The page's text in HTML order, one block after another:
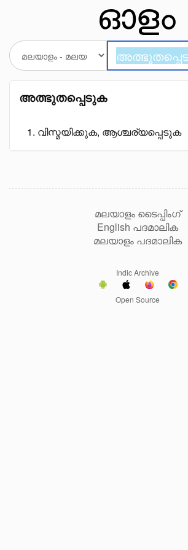
അത്ഭുതപ്പെടുക
വിസ്മയിക്കുക, ആശ്ചര്യപ്പെടുക
മലയാളം ടൈപ്പിംഗ്
English പദമാലിക
മലയാളം പദമാലിക
Indic Archive
Open Source